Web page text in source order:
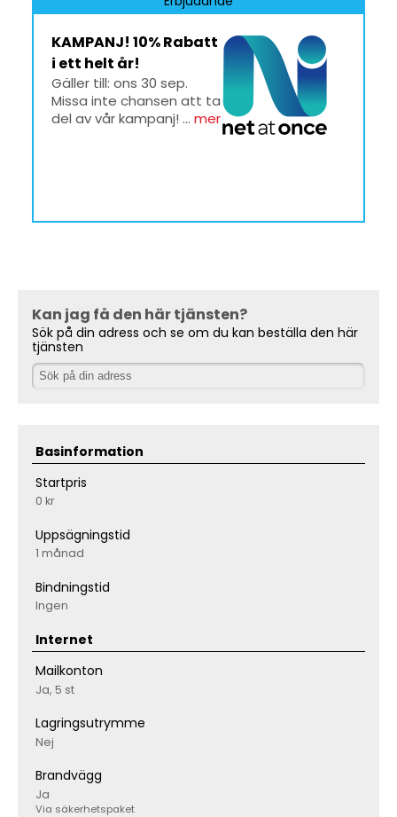
KAMPANJ! 10% Rabatt
i ett helt år!
Gäller till: ons 30 sep.
Missa inte chansen att ta
del av vår kampanj! ... mer
Kan jag få den här tjänsten?
Sök på din adress och se om du kan beställa den här
tjänsten
Basinformation
Startpris
0 kr
Uppsägningstid
1 månad
Bindningstid
Ingen
Internet
Mailkonton
Ja, 5 st
Lagringsutrymme
Nej
Brandvägg
Ja
Via säkerhetspaket